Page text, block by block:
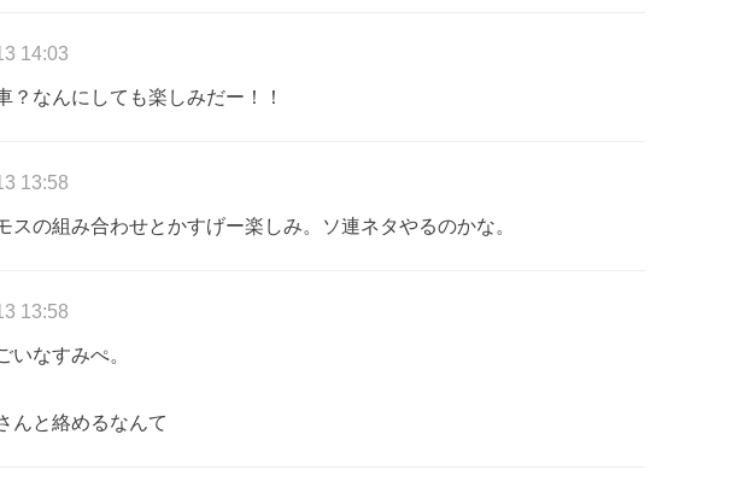
14:03
？なんにしても楽しみだー！！
13:58
スの組み合わせとかすげー楽しみ。ソ連ネタやるのかな。
13:58
いなすみぺ。
んと絡めるなんて